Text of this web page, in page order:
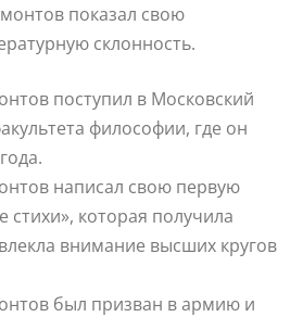
показал свою
склонность.
поступил в Московский
философии, где он
написал свою первую
стихи», которая получила
внимание высших кругов
был призван в армию и